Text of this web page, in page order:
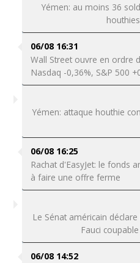
Yémen: au moins 36
06/08 16:31
Wall Street ouvre en ordre
Nasdaq -0,36%, S&P 500
Yémen: attaque houthie
06/08 16:25
Rachat d'EasyJet: le fonds
à faire une offre ferme
Le Sénat américain
Fauci
06/08 14:52